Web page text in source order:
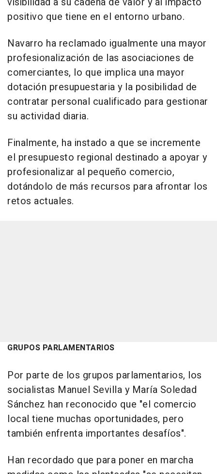
positivo que tiene en el entorno urbano.
Navarro ha reclamado igualmente una mayor
profesionalización de las asociaciones de
comerciantes, lo que implica una mayor
dotación presupuestaria y la posibilidad de
contratar personal cualificado para gestionar
su actividad diaria.
Finalmente, ha instado a que se incremente
el presupuesto regional destinado a apoyar y
profesionalizar al pequeño comercio,
dotándolo de más recursos para afrontar los
retos actuales.
GRUPOS PARLAMENTARIOS
Por parte de los grupos parlamentarios, los
socialistas Manuel Sevilla y María Soledad
Sánchez han reconocido que "el comercio
local tiene muchas oportunidades, pero
también enfrenta importantes desafíos".
Han recordado que para poner en marcha